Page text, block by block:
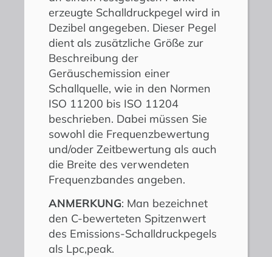
erzeugte Schalldruckpegel wird in
Dezibel angegeben. Dieser Pegel
dient als zusätzliche Größe zur
Beschreibung der
Geräuschemission einer
Schallquelle, wie in den Normen
ISO 11200 bis ISO 11204
beschrieben. Dabei müssen Sie
sowohl die Frequenzbewertung
und/oder Zeitbewertung als auch
die Breite des verwendeten
Frequenzbandes angeben.
ANMERKUNG: Man bezeichnet
den C-bewerteten Spitzenwert
des Emissions-Schalldruckpegels
als Lpc,peak.